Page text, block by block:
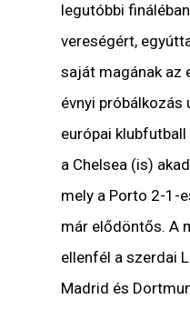
legutóbbi
vereségért,
saját magának az
évnyi próbálkozás
európai klubfutball
a Chelsea (is)
mely a Porto 2-1-
már elődöntős. A
ellenfél a szerdai
Madrid és